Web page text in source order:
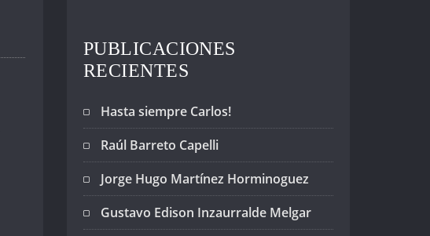
PUBLICACIONES
RECIENTES
Hasta siempre Carlos!
Raúl Barreto Capelli
Jorge Hugo Martínez Horminoguez
Gustavo Edison Inzaurralde Melgar